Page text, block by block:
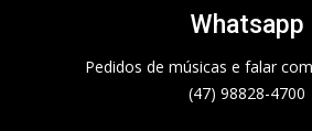
Whatsapp
Pedidos de músicas e falar
(47) 98828-4700